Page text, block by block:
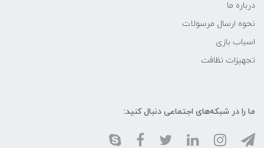
درباره ما
نحوه ارسال مرسولات
اسباب بازی
تجهیزات نظافت
ما را در شبکه‌های اجتماعی دنبال کنید: